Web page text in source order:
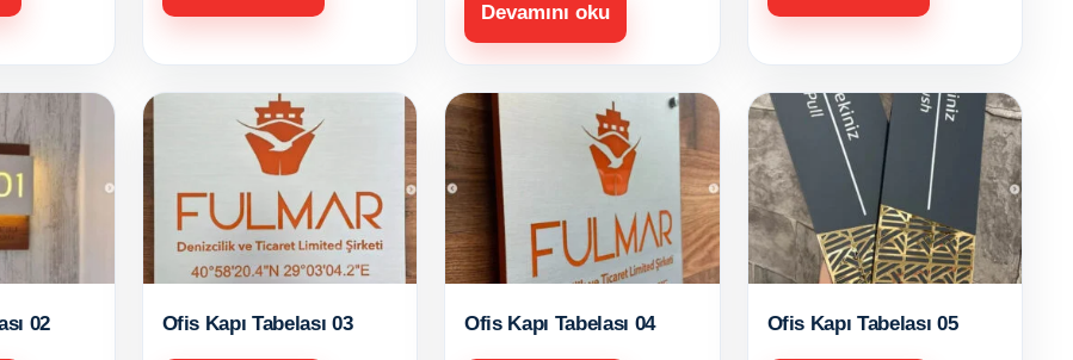
Devamını oku
02 Ofis Kapı Tabelası 03 Ofis Kapı Tabelası 04 Ofis Kapı Tabelası 05